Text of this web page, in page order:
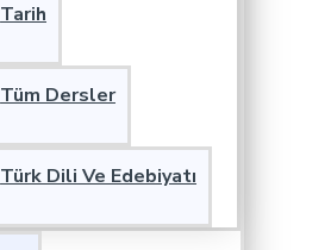
Tarih
Tüm Dersler
Türk Dili Ve Edebiyatı